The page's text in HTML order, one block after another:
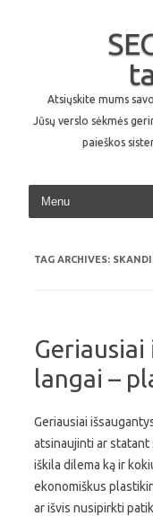
Atsiųskite mums
Jūsų verslo sėkmės
paieškos
TAG ARCHIVES:
Geriausiai
langai –
Geriausiai
atsinaujinti ar statant
iškila dilema ką ir
ekonomiškus
ar išvis nusipirkti